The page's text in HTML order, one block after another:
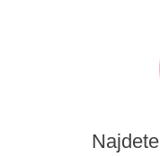
Najdete